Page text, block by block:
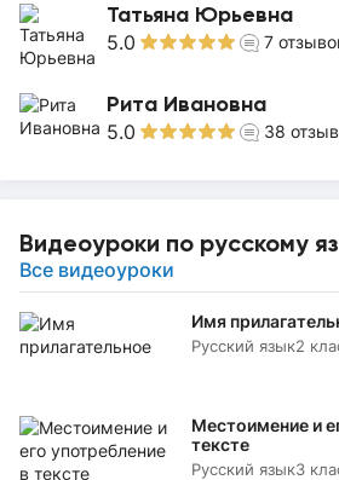
Татьяна Юрьевна
5.0 7
Рита Ивановна
5.0 38
Видеоуроки по русскому
Все видеоуроки
Имя
Русский язык2
Местоимение и
тексте
Русский язык3